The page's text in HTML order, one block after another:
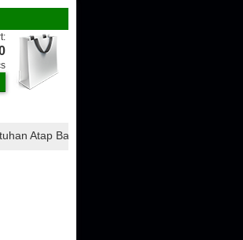
Atap Bangunan, Seperti : Atap CTI, Atap